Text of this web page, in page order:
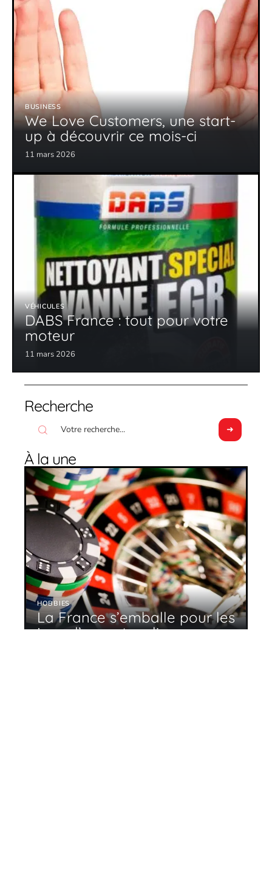
BUSINESS
We Love Customers, une start-
up à découvrir ce mois-ci
11 mars 2026
VÉHICULES
DABS France : tout pour votre
moteur
11 mars 2026
Recherche
À la une
HOBBIES
La France s’emballe pour les
jeux d’argent en ligne